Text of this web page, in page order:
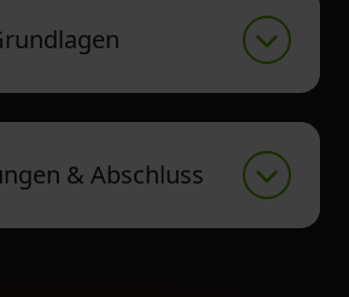
& Abschluss